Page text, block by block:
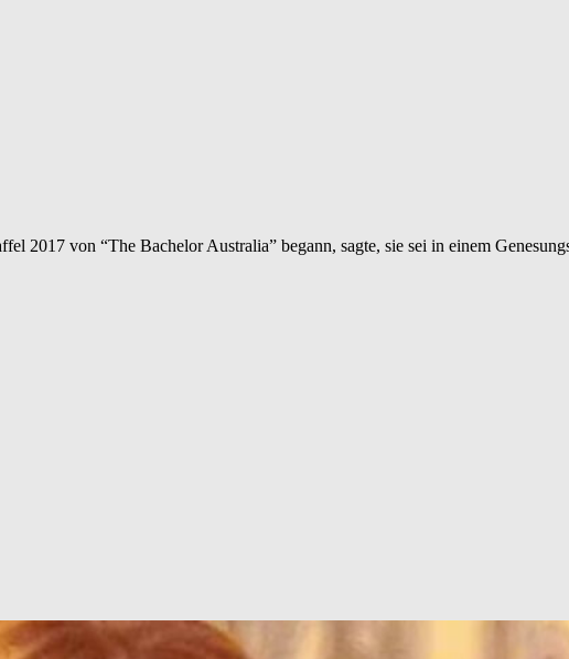
2017 von “The Bachelor Australia” begann, sagte, sie sei in einem